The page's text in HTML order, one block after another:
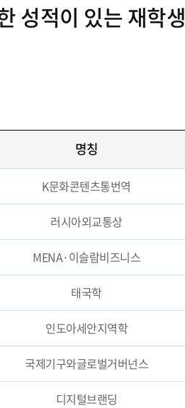
성적이 있는 재학생
명칭
K문화콘텐츠통번역
러시아외교통상
MENA·이슬람비즈니스
태국학
인도아세안지역학
국제기구와글로벌거버넌스
디지털브랜딩